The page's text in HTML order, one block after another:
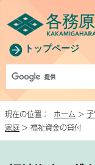
トップページ
現在の位置： ホーム >
家庭 > 福祉資金の貸付